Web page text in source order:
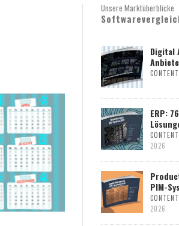
Unsere Marktüberblicke
Digital
ERP:
2026
PIM-
2026